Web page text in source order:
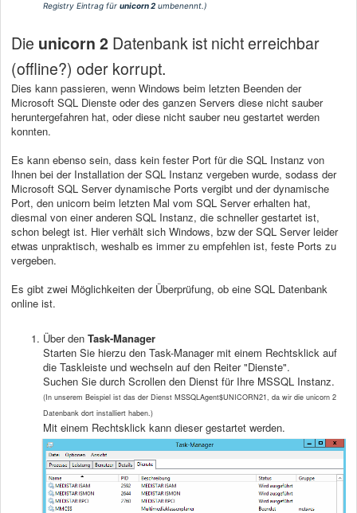
Registry Eintrag für unicorn 2 umbenennt. )
Die unicorn 2 Datenbank ist nicht erreichbar
(offline?) oder korrupt.
Dies kann passieren, wenn Windows beim letzten Beenden der
Microsoft SQL Dienste oder des ganzen Servers diese nicht sauber
heruntergefahren hat, oder diese nicht sauber neu gestartet werden
konnten.
Es kann ebenso sein, dass kein fester Port für die SQL Instanz von
Ihnen bei der Installation der SQL Instanz vergeben wurde, sodass der
Microsoft SQL Server dynamische Ports vergibt und der dynamische
Port, den unicorn beim letzten Mal vom SQL Server erhalten hat,
diesmal von einer anderen SQL Instanz, die schneller gestartet ist,
schon belegt ist. Hier verhält sich Windows, bzw der SQL Server leider
etwas unpraktisch, weshalb es immer zu empfehlen ist, feste Ports zu
vergeben.
Es gibt zwei Möglichkeiten der Überprüfung, ob eine SQL Datenbank
online ist.
Über den Task-Manager
Starten Sie hierzu den Task-Manager mit einem Rechtsklick auf
die Taskleiste und wechseln auf den Reiter "Dienste".
Suchen Sie durch Scrollen den Dienst für Ihre MSSQL Instanz.
(In unserem Beispiel ist das der Dienst MSSQLAgent$UNICORN21, da wir die unicorn 2
Datenbank dort installiert haben.)
Mit einem Rechtsklick kann dieser gestartet werden.